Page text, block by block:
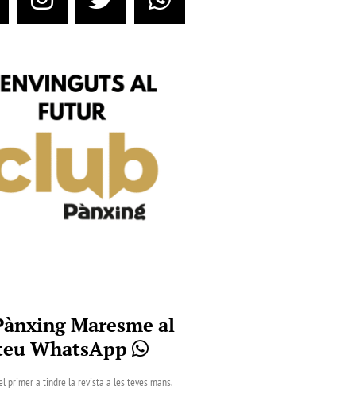
Maresme al
WhatsApp
primer a tindre la revista a les teves mans.